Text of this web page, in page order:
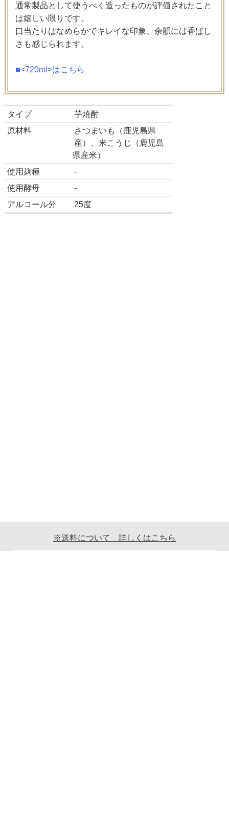
通常製品として使うべく造ったものが評価されたこと
は嬉しい限りです。
口当たりはなめらかでキレイな印象、余韻には香ばし
さも感じられます。
■<720ml>はこちら
タイプ
芋焼酎
原材料
さつまいも（鹿児島県
産）、米こうじ（鹿児島
県産米）
使用麹種
-
使用酵母
-
アルコール分
25度
※送料について 詳しくはこちら